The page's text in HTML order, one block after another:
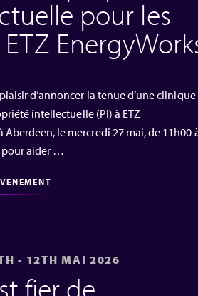
pour les
ETZ
d’annoncer la tenue d’une clinique
intellectuelle (PI) à ETZ
Aberdeen, le mercredi 27 mai, de 11h00
pour aider …
- 12TH MAI 2026
fier de